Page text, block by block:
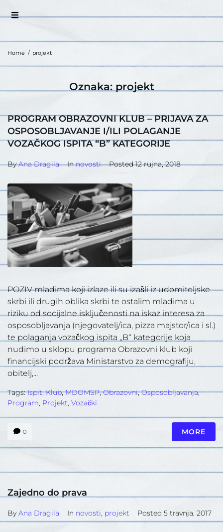
Home / projekt
Oznaka: projekt
PROGRAM OBRAZOVNI KLUB – PRIJAVA ZA
OSPOSOBLJAVANJE I/ILI POLAGANJE
VOZAČKOG ISPITA “B” KATEGORIJE
ByAna Dragila Innovosti Posted12 rujna, 2018
POZIV mladima koji izlaze ili su izašli iz udomiteljske
skrbi ili drugih oblika skrbi te ostalim mladima u
riziku od socijalne isključenosti na iskaz interesa za
osposobljavanja (njegovatelj/ica, pizza majstor/ica i sl.)
te polaganja vozačkog ispita „B“ kategorije koja
nudimo u sklopu programa Obrazovni klub koji
financijski podržava Ministarstvo za demografiju,
obitelj,...
Tags:Ispit,Klub,MDOMSP,Obrazovni,Osposobljavanja,
Program, Projekt, Vozački
0 MORE
Zajedno do prava
By Ana Dragila In novosti, projekt Posted 5 travnja, 2017